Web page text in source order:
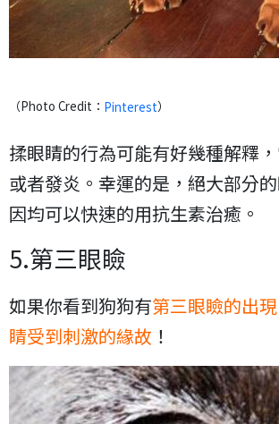
（Photo Credit： Pinterest）
揉眼睛的行為可能有好幾種解釋
或者發炎。幸運的是，絕大部分
因均可以快速的用抗生素治癒。
5.第三眼瞼
如果你看到狗狗有第三眼瞼的出
睛受到刺激的緣故 ！